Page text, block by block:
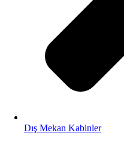
Dış Mekan Kabinler